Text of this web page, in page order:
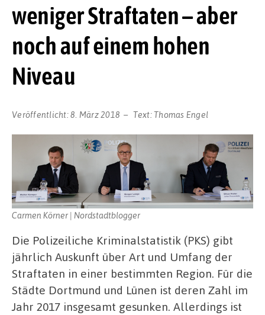
weniger Straftaten – aber
noch auf einem hohen
Niveau
Veröffentlicht:8. März 2018 Text:Thomas Engel
Carmen Körner | Nordstadtblogger
Die Polizeiliche Kriminalstatistik (PKS) gibt
jährlich Auskunft über Art und Umfang der
Straftaten in einer bestimmten Region. Für die
Städte Dortmund und Lünen ist deren Zahl im
Jahr 2017 insgesamt gesunken. Allerdings ist